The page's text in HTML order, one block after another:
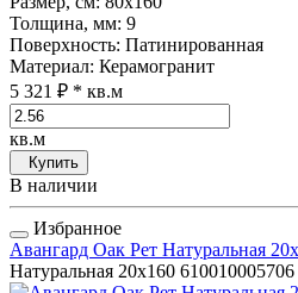
Толщина, мм: 9
Поверхность: Патинированная
Материал: Керамогранит
5 321 ₽ * кв.м
кв.м
Купить
В наличии
Избранное
Авангард Оак Рет Натуральная
Натуральная 20x160 610010005706